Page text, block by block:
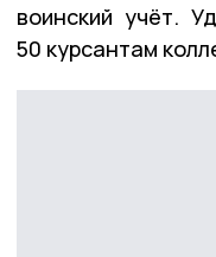
воинский учёт.
50 курсантам